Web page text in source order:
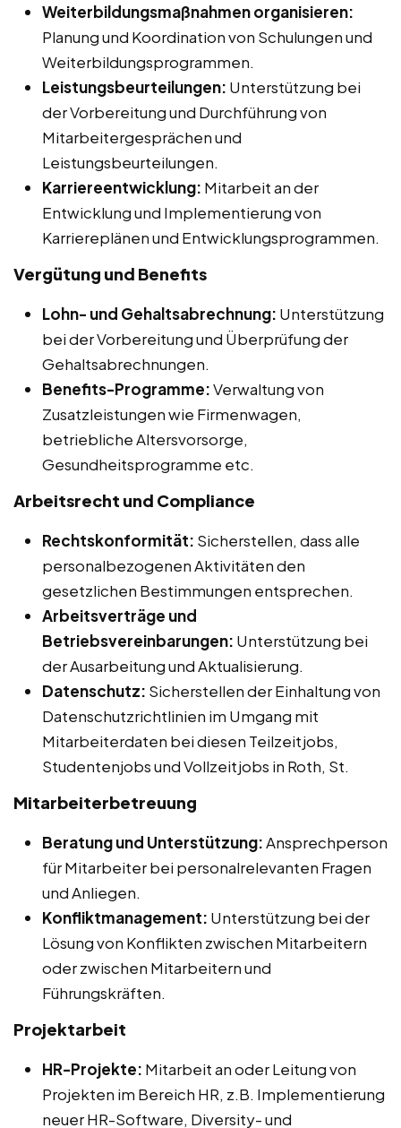
Weiterbildungsmaßnahmen organisieren:
Planung und Koordination von Schulungen und
Weiterbildungsprogrammen.
Leistungsbeurteilungen: Unterstützung bei
der Vorbereitung und Durchführung von
Mitarbeitergesprächen und
Leistungsbeurteilungen.
Karriereentwicklung: Mitarbeit an der
Entwicklung und Implementierung von
Karriereplänen und Entwicklungsprogrammen.
Vergütung und Benefits
Lohn- und Gehaltsabrechnung: Unterstützung
bei der Vorbereitung und Überprüfung der
Gehaltsabrechnungen.
Benefits-Programme:Verwaltung von
Zusatzleistungen wie Firmenwagen,
betriebliche Altersvorsorge,
Gesundheitsprogramme etc.
Arbeitsrecht und Compliance
Rechtskonformität: Sicherstellen, dass alle
personalbezogenen Aktivitäten den
gesetzlichen Bestimmungen entsprechen.
Arbeitsverträge und
Betriebsvereinbarungen: Unterstützung bei
der Ausarbeitung und Aktualisierung.
Datenschutz: Sicherstellen der Einhaltung von
Datenschutzrichtlinien im Umgang mit
Mitarbeiterdaten bei diesen Teilzeitjobs,
Studentenjobs und Vollzeitjobs in Roth, St.
Mitarbeiterbetreuung
Beratung und Unterstützung:Ansprechperson
für Mitarbeiter bei personalrelevanten Fragen
und Anliegen.
Konfliktmanagement: Unterstützung bei der
Lösung von Konflikten zwischen Mitarbeitern
oder zwischen Mitarbeitern und
Führungskräften.
Projektarbeit
HR-Projekte: Mitarbeit an oder Leitung von
Projekten im Bereich HR, z.B. Implementierung
neuer HR-Software, Diversity- und